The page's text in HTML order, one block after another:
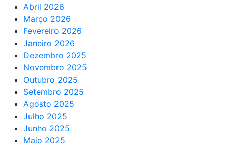
Abril 2026
Março 2026
Fevereiro 2026
Janeiro 2026
Dezembro 2025
Novembro 2025
Outubro 2025
Setembro 2025
Agosto 2025
Julho 2025
Junho 2025
Maio 2025